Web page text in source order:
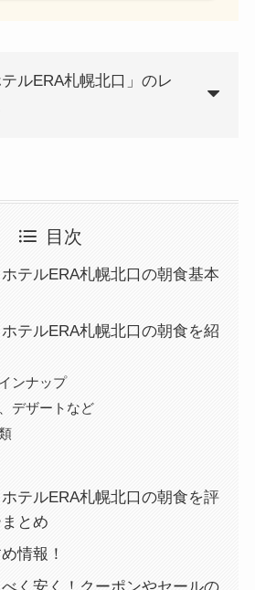
テルERA札幌北口」のレ
目次
テルERA札幌北口の朝食基本
テルERA札幌北口の朝食を紹
ンナップ
デザートなど
テルERA札幌北口の朝食を評
とめ
情報！
く安く！クーポンやセールの